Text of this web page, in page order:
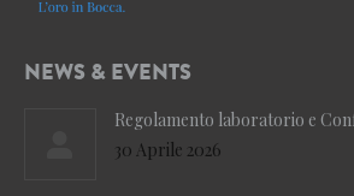
NEWS & EVENTS
Regolamento laboratorio e
30 Aprile 2026